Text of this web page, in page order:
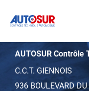
AUTOSUR
AUTOSUR Contrôle
C.C.T. GIENNOIS
936 BOULEVARD